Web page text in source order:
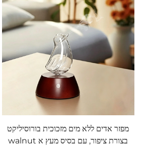
מפזר אדים ללא מים מזכוכית בורוסיליקט
בצורת ציפור, עם בסיס מעץ א walnut